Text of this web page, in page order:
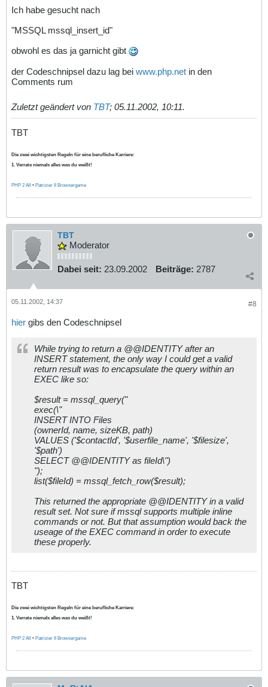
Ich habe gesucht nach
"MSSQL mssql_insert_id"
obwohl es das ja garnicht gibt
der Codeschnipsel dazu lag bei www.php.net in den
Comments rum
Zuletzt geändert von TBT; 05.11.2002, 10:11.
TBT
Die zwei wichtigsten Regeln für eine berufliche Karriere:
1. Verrate niemals alles was du weißt!
PHP 2 All • Patrizier II Browsergame
TBT
Moderator
Dabei seit: 23.09.2002 Beiträge: 2787
#8
05.11.2002, 14:37
hier gibs den Codeschnipsel
While trying to return a @@IDENTITY after an
INSERT statement, the only way I could get a valid
return result was to encapsulate the query within an
EXEC like so:
$result = mssql_query("
exec(\"
INSERT INTO Files
(ownerId, name, sizeKB, path)
VALUES ('$contactId', '$userfile_name', '$filesize',
'$path')
SELECT @@IDENTITY as fileId\")
");
list($fileId) = mssql_fetch_row($result);
This returned the appropriate @@IDENTITY in a valid
result set. Not sure if mssql supports multiple inline
commands or not. But that assumption would back the
useage of the EXEC command in order to execute
these properly.
TBT
Die zwei wichtigsten Regeln für eine berufliche Karriere:
1. Verrate niemals alles was du weißt!
PHP 2 All • Patrizier II Browsergame